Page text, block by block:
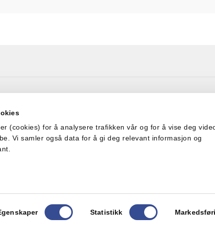
(cookies) for å analysere trafikken vår og for å vise deg
Vi samler også data for å gi deg relevant informasjon og
Statistikk
Pb. 4644 Sofienberg,